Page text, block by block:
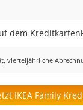
dem
vierteljährliche
IKEA Family